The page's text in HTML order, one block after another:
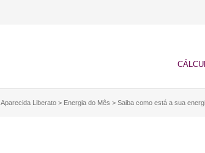
Aparecida Liberato > Energia do Mês > Saiba como está a sua